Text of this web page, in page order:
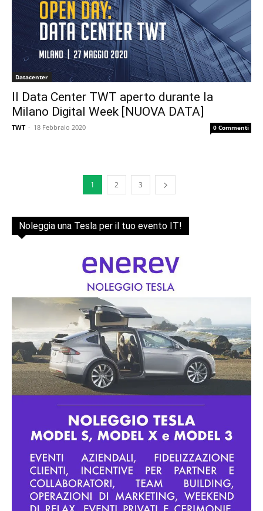
Datacenter
Il Data Center TWT aperto durante la
Milano Digital Week [NUOVA DATA]
TWT - 18 Febbraio 2020 0 Commenti
1 2 3
Noleggia una Tesla per il tuo evento IT!